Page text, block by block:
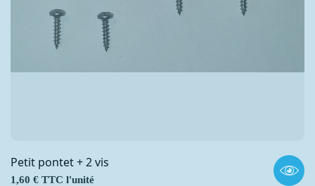
Petit pontet + 2 vis
Prix
1,60 € TTC l'unité